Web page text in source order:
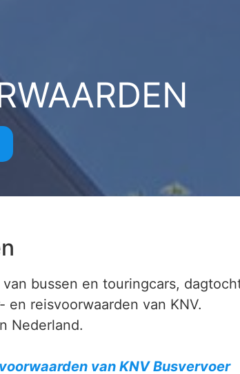
bussen en touringcars,
reisvoorwaarden van KNV.
Nederland.
van KNV Busvervoer